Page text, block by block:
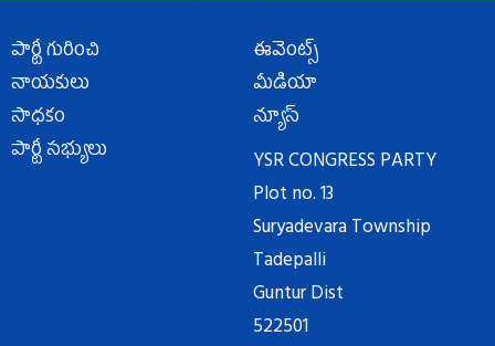
పార్టీ గురించి
నాయకులు
సాధకం
పార్టీ సభ్యులు
ఈవెంట్స్
మీడియా
న్యూస్
YSR CONGRESS PARTY
Plot no. 13
Suryadevara Township
Tadepalli
Guntur Dist
522501